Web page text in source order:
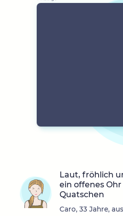
Laut, fröhlich
ein offenes
Quatschen
Caro, 33 Jahre,